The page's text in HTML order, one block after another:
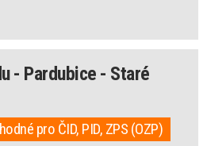
- Pardubice - Staré
pro ČID, PID, ZPS (OZP)